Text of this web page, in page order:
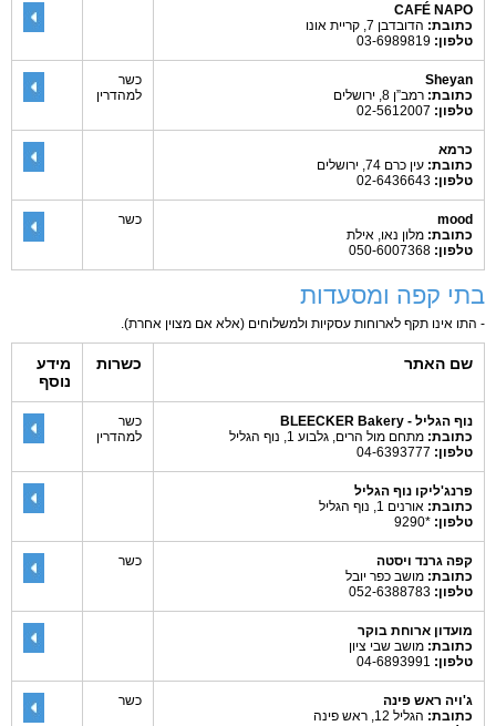
CAFÉ NAPO
כתובת: הדובדבן 7, קריית אונו
טלפון:
Sheyan
כתובת: רמב”ן 8, ירושלים
טלפון:
כשר
למהדרין
כרמא
כתובת: עין כרם 74, ירושלים
טלפון:
mood
כתובת: מלון נאו, אילת
טלפון:
כשר
בתי קפה ומסעדות
- התו אינו תקף לארוחות עסקיות ולמשלוחים (אלא אם מצוין אחרת).
שם האתר כשרות
מידע
נוסף
נוף הגליל - BLEECKER Bakery
כתובת: מתחם מול הרים, גלבוע 1, נוף הגליל
טלפון:
כשר
למהדרין
פרנג'ליקו נוף הגליל
כתובת: אורנים 1, נוף הגליל
טלפון: *9290
קפה גרנד ויסטה
כתובת: מושב כפר יובל
טלפון:
כשר
מועדון ארוחת בוקר
כתובת: מושב שבי ציון
טלפון:
ג'ויה ראש פינה
כתובת: הגליל 12, ראש פינה
כשר